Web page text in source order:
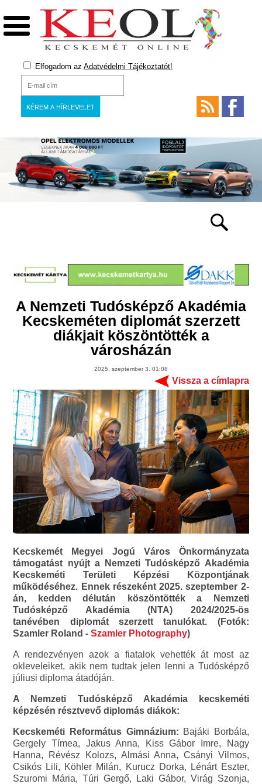
Elfogadom az Adatvédelmi Tájékoztatót!
A Nemzeti Tudósképző Akadémia
Kecskeméten diplomát szerzett
diákjait köszöntötték a
városházán
2025. szeptember 3. 01:08
Vissza a címlapra
Kecskemét Megyei Jogú Város Önkormányzata
támogatást nyújt a Nemzeti Tudósképző Akadémia
Kecskeméti Területi Képzési Központjának
működéséhez. Ennek részeként 2025. szeptember 2-
án, kedden délután köszöntötték a Nemzeti
Tudósképző Akadémia (NTA) 2024/2025-ös
tanévében diplomát szerzett tanulókat. (Fotók:
Szamler Roland -Szamler Photography)
A rendezvényen azok a fiatalok vehették át most az
okleveleiket, akik nem tudtak jelen lenni a Tudósképző
júliusi diploma átadóján.
A Nemzeti Tudósképző Akadémia kecskeméti
képzésén résztvevő diplomás diákok:
Kecskeméti Református Gimnázium: Bajáki Borbála,
Gergely Tímea, Jakus Anna, Kiss Gábor Imre, Nagy
Hanna, Révész Kolozs, Almási Anna, Csányi Vilmos,
Csikós Lili, Köhler Milán, Kurucz Dorka, Lénárt Eszter,
Szuromi Mária, Túri Gergő, Laki Gábor, Virág Szonja,